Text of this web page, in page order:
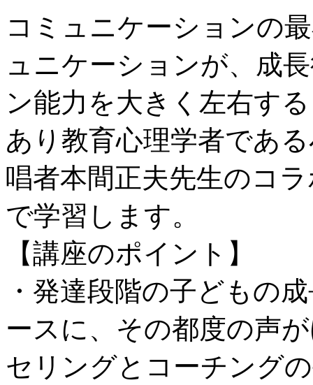
コミュニケーションの
ュニケーションが、成
ン能力を大きく左右す
あり教育心理学者であ
唱者本間正夫先生のコ
で学習します。
【講座のポイント】
・発達段階の子どもの
ースに、その都度の声
セリングとコーチング